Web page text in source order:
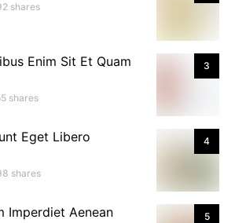
shares
3
Enim Sit Et Quam
shares
4
Eget Libero
shares
5
Imperdiet Aenean